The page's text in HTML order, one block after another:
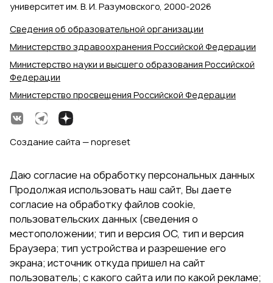
Сведения об образовательной организации
Министерство здравоохранения Российской Федерации
Министерство науки и высшего образования Российской
Федерации
Министерство просвещения Российской Федерации
университет им. В. И. Разумовского, 2000‑2026
Создание сайта — nopreset
Даю согласие на обработку персональных данных
Продолжая использовать наш сайт, Вы даете
согласие на обработку файлов cookie,
пользовательских данных (сведения о
местоположении; тип и версия ОС, тип и версия
Браузера; тип устройства и разрешение его
экрана; источник откуда пришел на сайт
пользователь; с какого сайта или по какой рекламе;